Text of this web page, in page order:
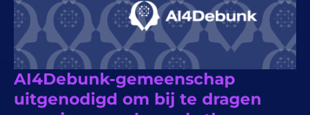
AI4Debunk-gemeenschap
uitgenodigd om bij te dragen